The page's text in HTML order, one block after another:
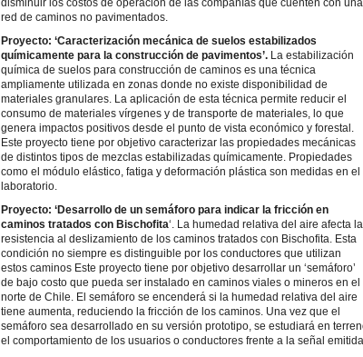
disminuir los costos de operación de las compañías que cuenten con una
red de caminos no pavimentados.
Proyecto: ‘Caracterización mecánica de suelos estabilizados
químicamente para la construcción de pavimentos’. La estabilización
química de suelos para construcción de caminos es una técnica
ampliamente utilizada en zonas donde no existe disponibilidad de
materiales granulares. La aplicación de esta técnica permite reducir el
consumo de materiales vírgenes y de transporte de materiales, lo que
genera impactos positivos desde el punto de vista económico y forestal.
Este proyecto tiene por objetivo caracterizar las propiedades mecánicas
de distintos tipos de mezclas estabilizadas químicamente. Propiedades
como el módulo elástico, fatiga y deformación plástica son medidas en el
laboratorio.
Proyecto: ‘Desarrollo de un semáforo para indicar la fricción en
caminos tratados con Bischofita‘. La humedad relativa del aire afecta la
resistencia al deslizamiento de los caminos tratados con Bischofita. Esta
condición no siempre es distinguible por los conductores que utilizan
estos caminos Este proyecto tiene por objetivo desarrollar un ‘semáforo’
de bajo costo que pueda ser instalado en caminos viales o mineros en el
norte de Chile. El semáforo se encenderá si la humedad relativa del aire
tiene aumenta, reduciendo la fricción de los caminos. Una vez que el
semáforo sea desarrollado en su versión prototipo, se estudiará en
el comportamiento de los usuarios o conductores frente a la señal